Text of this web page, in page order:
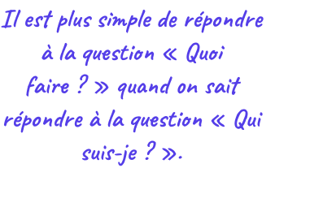
Il est plus simple de répondre
à la question « Quoi
faire ? » quand on sait
répondre à la question « Qui
suis-je ? ».